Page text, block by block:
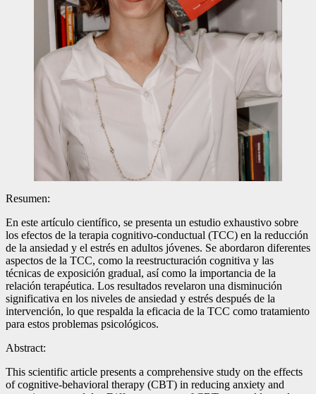
Resumen:
En este artículo científico, se presenta un estudio exhaustivo sobre
los efectos de la terapia cognitivo-conductual (TCC) en la reducción
de la ansiedad y el estrés en adultos jóvenes. Se abordaron diferentes
aspectos de la TCC, como la reestructuración cognitiva y las
técnicas de exposición gradual, así como la importancia de la
relación terapéutica. Los resultados revelaron una disminución
significativa en los niveles de ansiedad y estrés después de la
intervención, lo que respalda la eficacia de la TCC como tratamiento
para estos problemas psicológicos.
Abstract:
This scientific article presents a comprehensive study on the effects
of cognitive-behavioral therapy (CBT) in reducing anxiety and